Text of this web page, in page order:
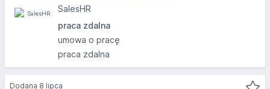
SalesHR
praca zdalna
umowa o pracę
praca zdalna
Dodana 8 lipca